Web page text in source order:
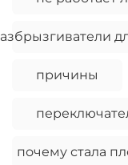
причины
почему стала